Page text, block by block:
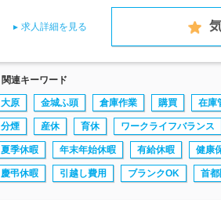
求人詳細を見る
関連キーワード
大原 金城ふ頭 倉庫作業 購買 在庫
分煙 産休 育休 ワークライフバランス
夏季休暇 年末年始休暇 有給休暇 健康
慶弔休暇 引越し費用 ブランクOK 首都